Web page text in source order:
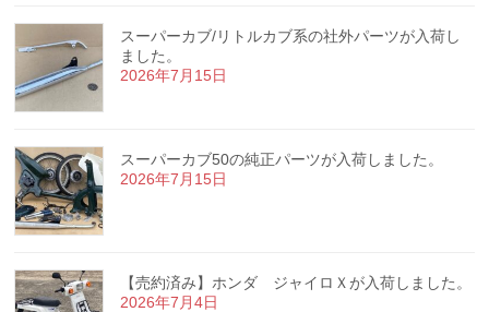
スーパーカブ/リトルカブ系の社外パーツが入荷し
ました。
2026年7月15日
スーパーカブ50の純正パーツが入荷しました。
2026年7月15日
【売約済み】ホンダ ジャイロＸが入荷しました。
2026年7月4日